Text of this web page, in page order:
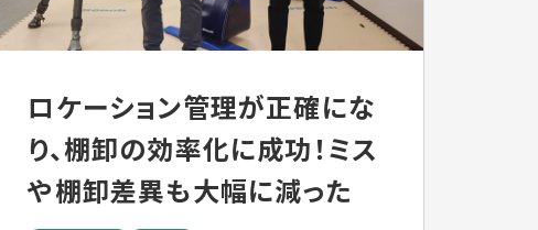
ロケーション管理が正確にな
り、棚卸の効率化に成功！ミス
や棚卸差異も大幅に減った